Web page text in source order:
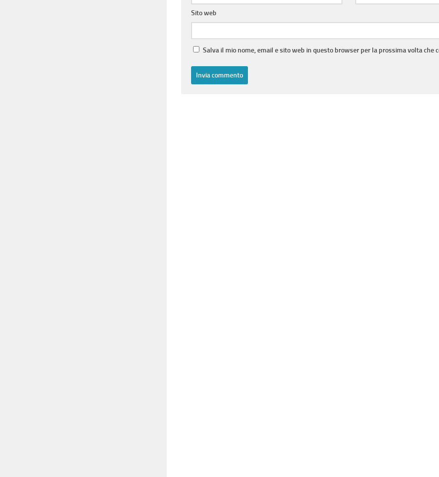
Sito web
Salva il mio nome, email e sito web in questo browser per la prossima volta che